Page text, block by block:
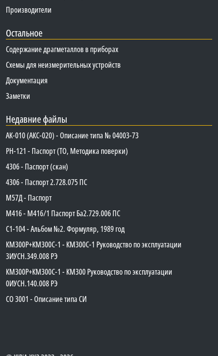
Производители
Остальное
Содержание драгметаллов в приборах
Схемы для неизмерительных устройств
Документация
Заметки
Недавние файлы
АК-010 (АКС-020) - Описание типа № 04003-73
PH-121 - Паспорт (ТО, Методика поверки)
4306 - Паспорт (скан)
4306 - Паспорт 2.728.075 ПС
М57Д - Паспорт
М416 - М416/1 Паспорт Ба2.729.006 ПС
C1-104 - Альбом №2. Формуляр, 1989 год
КМ300Р+КМ300С-1 - КМ300C-1 Руководство по эксплуатации
3ИУСН.349.008 РЭ
КМ300Р+КМ300С-1 - КМ300 Руководство по эксплуатации
0ИУСН.140.008 РЭ
СО 3001 - Описание типа СИ